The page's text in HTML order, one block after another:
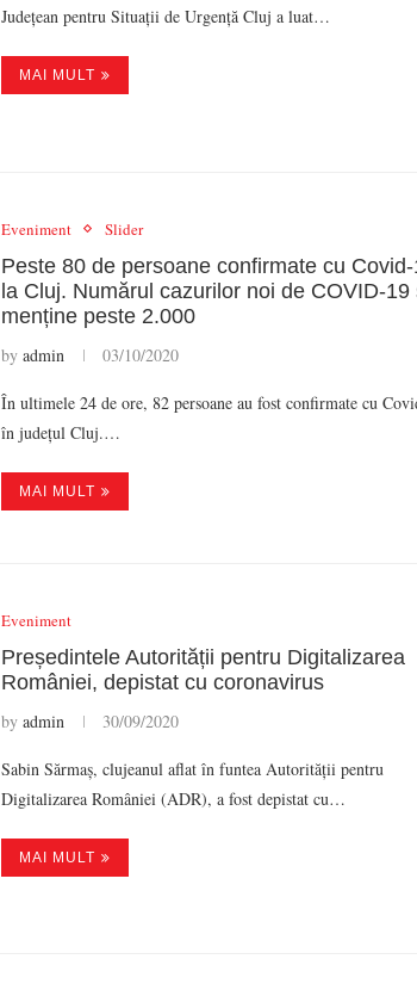
Județean pentru Situații de Urgență Cluj a luat…
MAI MULT
Eveniment Slider
Peste 80 de persoane confirmate cu Covid-
la Cluj. Numărul cazurilor noi de COVID-19
menține peste 2.000
by admin 03/10/2020
În ultimele 24 de ore, 82 persoane au fost confirmate cu
în județul Cluj.…
MAI MULT
Eveniment
Președintele Autorității pentru Digitalizarea
României, depistat cu coronavirus
by admin 30/09/2020
Sabin Sărmaș, clujeanul aflat în funtea Autorității pentru
Digitalizarea României (ADR), a fost depistat cu…
MAI MULT